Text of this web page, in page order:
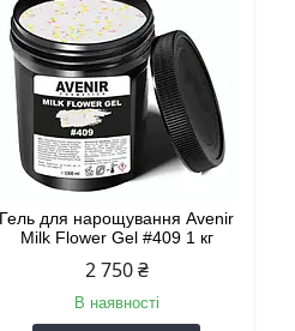
Гель для нарощування Avenir
Milk Flower Gel #409 1 кг
2 750 ₴
В наявності